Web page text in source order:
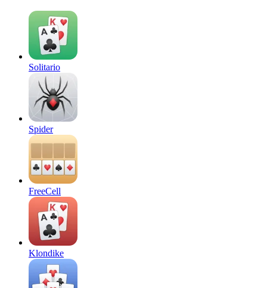
Solitario
Spider
FreeCell
Klondike